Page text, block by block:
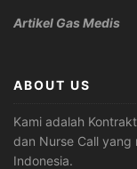
Artikel Gas Medis
ABOUT US
Kami adalah
dan Nurse Call yang
Indonesia.